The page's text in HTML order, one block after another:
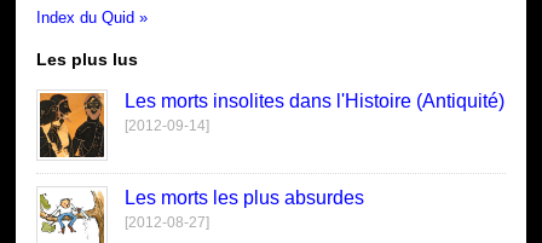
Index du Quid »
Les plus lus
Les morts insolites dans l'Histoire (Antiquité)
[2012-09-14]
Les morts les plus absurdes
[2012-08-27]